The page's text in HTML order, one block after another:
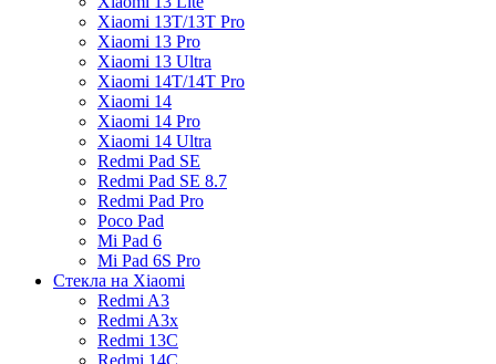
Xiaomi 13T/13T Pro
Xiaomi 13 Pro
Xiaomi 13 Ultra
Xiaomi 14T/14T Pro
Xiaomi 14
Xiaomi 14 Pro
Xiaomi 14 Ultra
Redmi Pad SE
Redmi Pad SE 8.7
Redmi Pad Pro
Poco Pad
Mi Pad 6
Mi Pad 6S Pro
Стекла на Xiaomi
Redmi A3
Redmi A3x
Redmi 13C
Redmi 14C